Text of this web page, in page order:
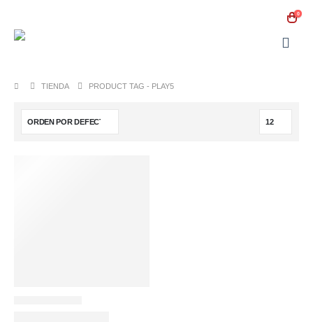
0
TIENDA PRODUCT TAG - PLAY5